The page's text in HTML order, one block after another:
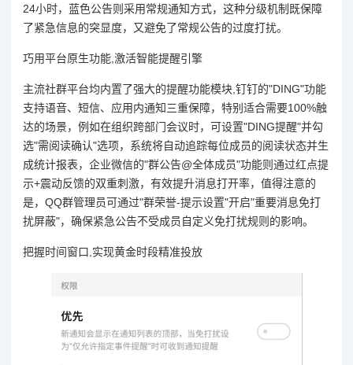
24小时，蓝色公告则采用常规通知方式，这种分级机制既保障
了紧急信息的突显度，又避免了常规公告的过度打扰。
巧用平台原生功能,激活智能提醒引擎
主流社群平台均内置了强大的提醒功能模块,钉钉的"DING"功能
支持语音、短信、应用内通知三重保障，特别适合需要100%触
达的场景，例如在组织跨部门会议时，可设置"DING提醒"并勾
选"需阅读确认"选项，系统将自动追踪每位成员的阅读状态并生
成统计报表，企业微信的"群公告@全体成员"功能则通过红点提
示+震动反馈的双重刺激，有效提升消息打开率，值得注意的
是，QQ群管理员可通过"群荣誉-提示设置"开启"重要消息免打
扰屏蔽"，确保紧急公告不受成员自定义免打扰规则的影响。
把握时间窗口,实现黄金时段精准投放